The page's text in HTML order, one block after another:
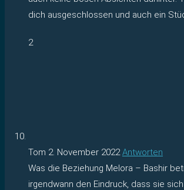
dich ausgeschlossen und auch ein
2
Tom 2. November 2022 Antworten
Was die Beziehung Melora – Bashir
irgendwann den Eindruck, dass sie